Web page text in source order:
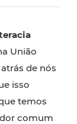
União
de nós
isso
temos
comum